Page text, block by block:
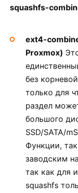
squashfs-
ext4-
Proxmox)
без
только для
раздел
большого
SSD/SATA/
Функции,
заводским
так как для
squashfs